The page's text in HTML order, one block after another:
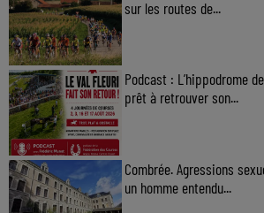
sur les routes de...
Podcast : L’hippodrome
prêt à retrouver son...
Combrée. Agressions
un homme entendu...